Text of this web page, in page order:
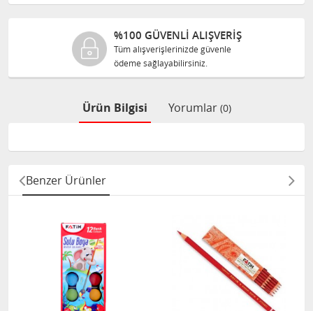
%100 GÜVENLİ ALIŞVERİŞ
Tüm alışverişlerinizde güvenle
ödeme sağlayabilirsiniz.
Ürün Bilgisi Yorumlar (0)
Benzer Ürünler